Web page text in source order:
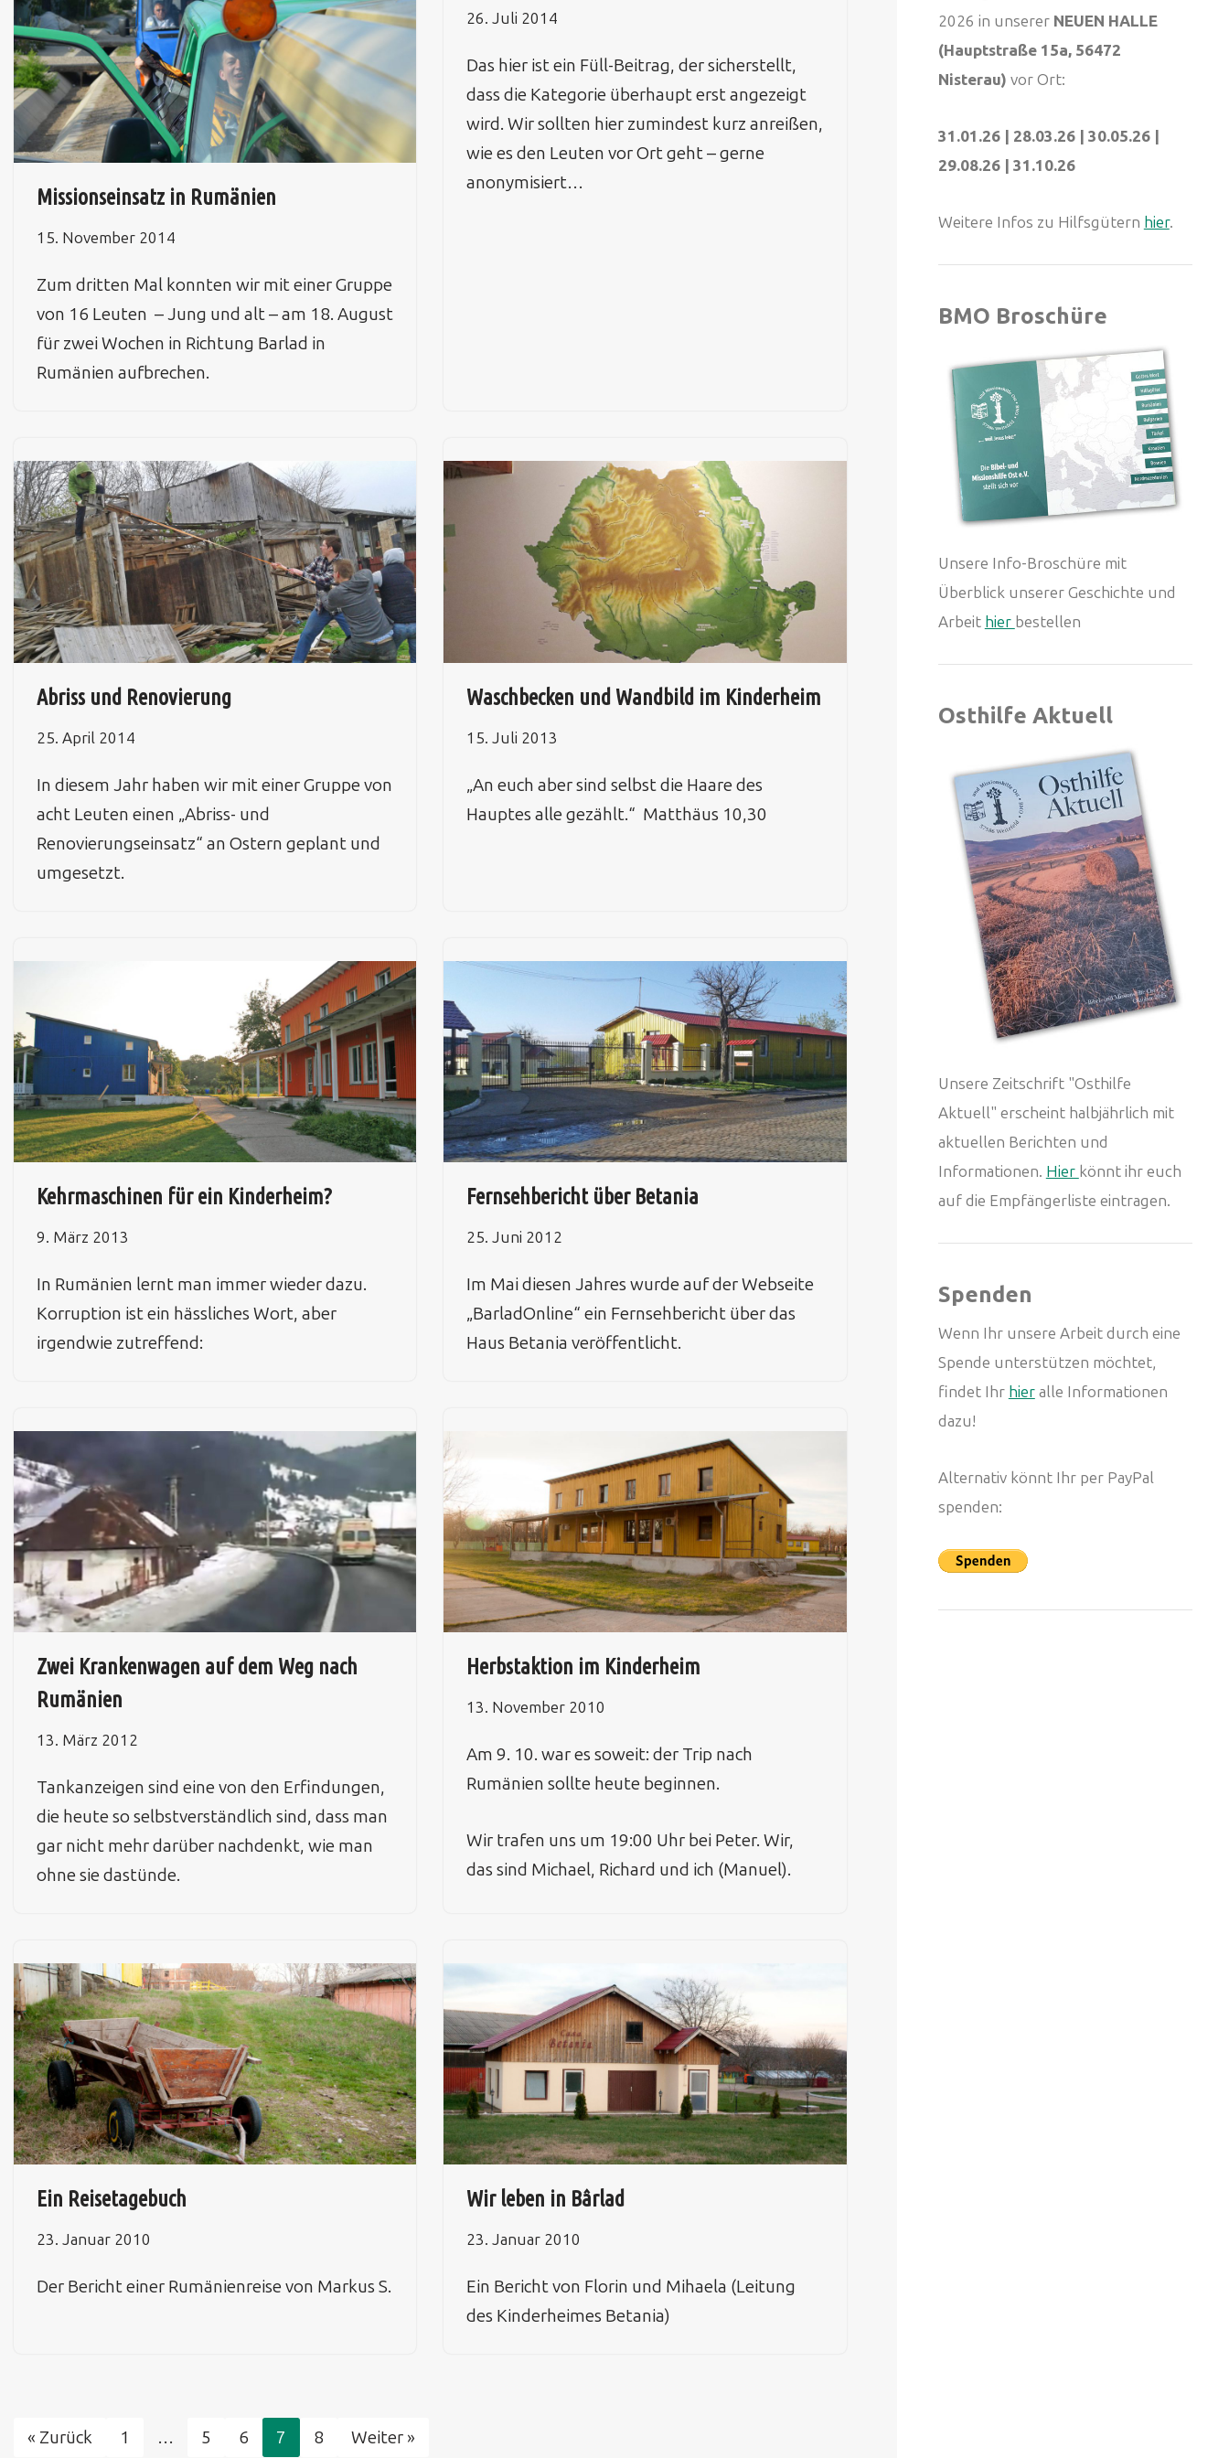
Missionseinsatz in Rumänien
15. November 2014
Zum dritten Mal konnten wir mit einer Gruppe
von 16 Leuten – Jung und alt – am 18. August
für zwei Wochen in Richtung Barlad in
Rumänien aufbrechen.
26. Juli 2014
Das hier ist ein Füll-Beitrag, der sicherstellt,
dass die Kategorie überhaupt erst angezeigt
wird. Wir sollten hier zumindest kurz anreißen,
wie es den Leuten vor Ort geht – gerne
anonymisiert…
Abriss und Renovierung
25. April 2014
In diesem Jahr haben wir mit einer Gruppe von
acht Leuten einen „Abriss- und
Renovierungseinsatz“ an Ostern geplant und
umgesetzt.
Waschbecken und Wandbild im Kinderheim
15. Juli 2013
„An euch aber sind selbst die Haare des
Hauptes alle gezählt.“ Matthäus 10,30
Kehrmaschinen für ein Kinderheim?
9. März 2013
In Rumänien lernt man immer wieder dazu.
Korruption ist ein hässliches Wort, aber
irgendwie zutreffend:
Fernsehbericht über Betania
25. Juni 2012
Im Mai diesen Jahres wurde auf der Webseite
„BarladOnline“ ein Fernsehbericht über das
Haus Betania veröffentlicht.
Zwei Krankenwagen auf dem Weg nach
Rumänien
13. März 2012
Tankanzeigen sind eine von den Erfindungen,
die heute so selbstverständlich sind, dass man
gar nicht mehr darüber nachdenkt, wie man
ohne sie dastünde.
Herbstaktion im Kinderheim
13. November 2010
Am 9. 10. war es soweit: der Trip nach
Rumänien sollte heute beginnen.
Wir trafen uns um 19:00 Uhr bei Peter. Wir,
das sind Michael, Richard und ich (Manuel).
Ein Reisetagebuch
23. Januar 2010
Der Bericht einer Rumänienreise von Markus S.
Wir leben in Bârlad
23. Januar 2010
Ein Bericht von Florin und Mihaela (Leitung
des Kinderheimes Betania)
« Zurück 1 … 5 6 7 8 Weiter »
2026 in unserer NEUEN HALLE
(Hauptstraße 15a, 56472
Nisterau) vor Ort:
31.01.26 | 28.03.26 | 30.05.26 |
29.08.26 | 31.10.26
Weitere Infos zu Hilfsgütern hier.
BMO Broschüre
Unsere Info-Broschüre mit
Überblick unserer Geschichte und
Arbeit hier bestellen
Osthilfe Aktuell
Unsere Zeitschrift "Osthilfe
Aktuell" erscheint halbjährlich mit
aktuellen Berichten und
Informationen. Hier könnt ihr euch
auf die Empfängerliste eintragen.
Spenden
Wenn Ihr unsere Arbeit durch eine
Spende unterstützen möchtet,
findet Ihr hieralle Informationen
dazu!
Alternativ könnt Ihr per PayPal
spenden: